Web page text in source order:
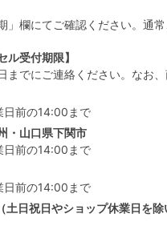
」欄にてご確認ください。通
受付期限】
までにご連絡ください。なお
日前の14:00まで
・山口県下関市
日前の14:00まで
日前の14:00まで
日祝日やショップ休業日を除